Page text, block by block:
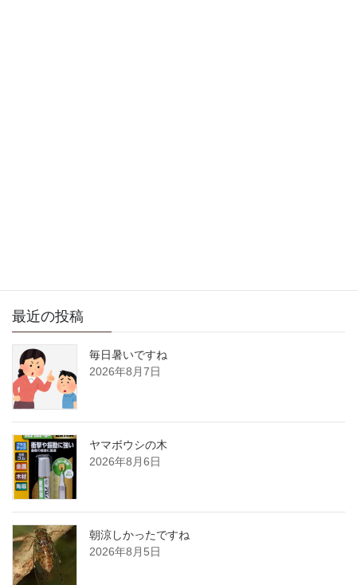
最近の投稿
毎日暑いですね
2026年8月7日
ヤマボウシの木
2026年8月6日
朝涼しかったですね
2026年8月5日